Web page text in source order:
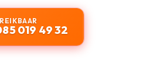
019 49 32